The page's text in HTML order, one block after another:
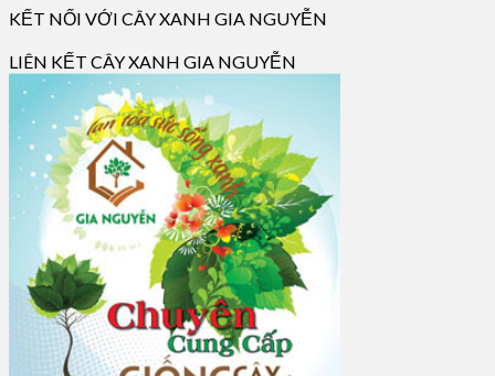
KẾT NỐI VỚI CÂY XANH GIA NGUYỄN
LIÊN KẾT CÂY XANH GIA NGUYỄN